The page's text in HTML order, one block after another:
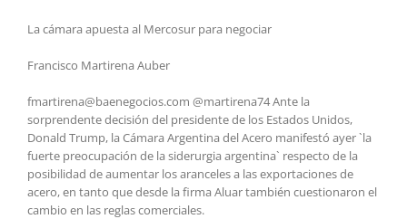
La cámara apuesta al Mercosur para negociar
Francisco Martirena Auber
fmartirena@baenegocios.com @martirena74 Ante la
sorprendente decisión del presidente de los Estados Unidos,
Donald Trump, la Cámara Argentina del Acero manifestó ayer `la
fuerte preocupación de la siderurgia argentina` respecto de la
posibilidad de aumentar los aranceles a las exportaciones de
acero, en tanto que desde la firma Aluar también cuestionaron el
cambio en las reglas comerciales.